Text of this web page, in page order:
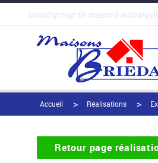
Constructeur de maisons
Accueil Réalisations
Retour page